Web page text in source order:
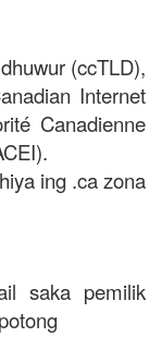
(ccTLD),
Internet
Canadienne
ing .ca zona
saka pemilik